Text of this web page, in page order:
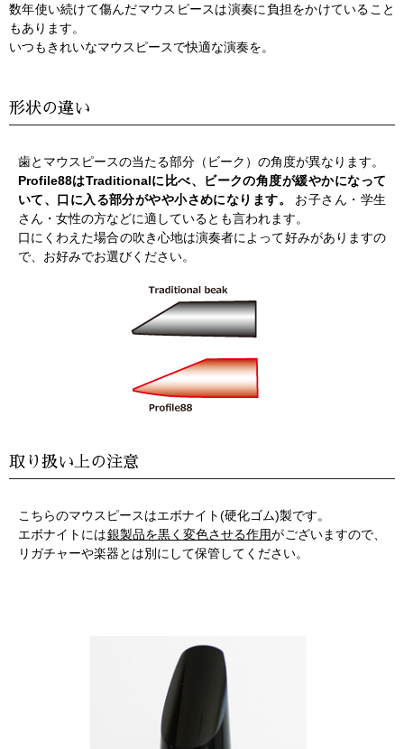
数年使い続けて傷んだマウスピースは演奏に負担をかけていること
もあります。
いつもきれいなマウスピースで快適な演奏を。
形状の違い
歯とマウスピースの当たる部分（ビーク）の角度が異なります。
Profile88はTraditionalに比べ、ビークの角度が緩やかになって
いて、口に入る部分がやや小さめになります。
お子さん・学生
さん・女性の方などに適しているとも言われます。
口にくわえた場合の吹き心地は演奏者によって好みがありますの
で、お好みでお選びください。
取り扱い上の注意
こちらのマウスピースはエボナイト(硬化ゴム)製です。
エボナイトには銀製品を黒く変色させる作用がございますので、
リガチャーや楽器とは別にして保管してください。